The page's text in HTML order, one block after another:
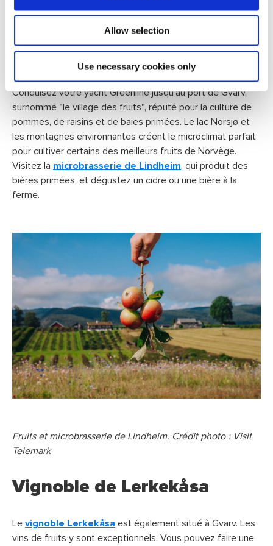
Allow selection
Use necessary cookies only
Le village des fruits : De la
pomme à la bière
Conduisez votre yacht Greenline jusqu'au port de Gvarv,
surnommé "le village des fruits", réputé pour la culture de
pommes, de raisins et de baies primées. Le lac Norsjø et
les montagnes environnantes créent le microclimat parfait
pour cultiver certains des meilleurs fruits de Norvège.
Visitez la microbrasserie de Lindheim, qui produit des
bières primées, et dégustez un cidre ou une bière à la
ferme.
Fruits et microbrasserie de Lindheim. Crédit photo : Visit
Telemark
Vignoble de Lerkekåsa
Le vignoble Lerkekåsa est également situé à Gvarv. Les
vins de fruits y sont exceptionnels. Vous pouvez faire une